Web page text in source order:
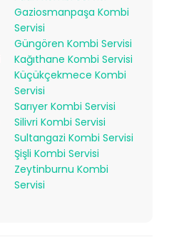
Gaziosmanpaşa Kombi
Servisi
Güngören Kombi Servisi
Kağıthane Kombi Servisi
Küçükçekmece Kombi
Servisi
Sarıyer Kombi Servisi
Silivri Kombi Servisi
Sultangazi Kombi Servisi
Şişli Kombi Servisi
Zeytinburnu Kombi
Servisi